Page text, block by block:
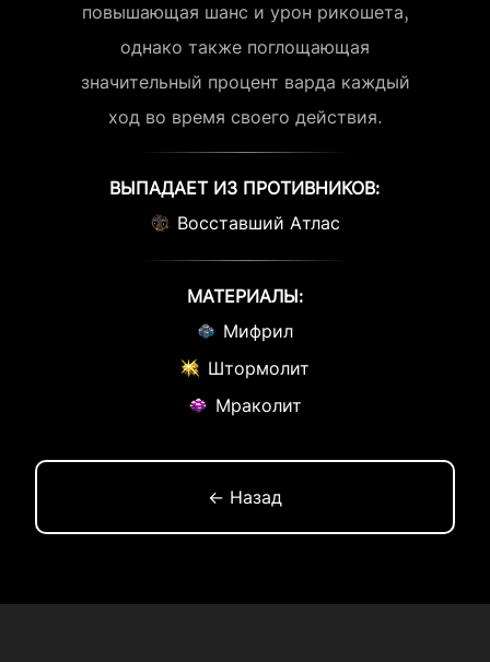
повышающая шанс и урон рикошета,
однако также поглощающая
значительный процент варда каждый
ход во время своего действия.
ВЫПАДАЕТ ИЗ ПРОТИВНИКОВ:
Восставший Атлас
МАТЕРИАЛЫ:
Мифрил
Штормолит
Мраколит
← Назад